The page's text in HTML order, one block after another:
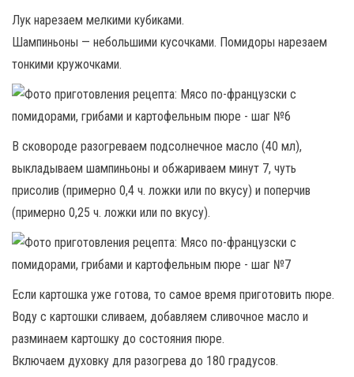
Лук нарезаем мелкими кубиками.
Шампиньоны — небольшими кусочками. Помидоры нарезаем
тонкими кружочками.
В сковороде разогреваем подсолнечное масло (40 мл),
выкладываем шампиньоны и обжариваем минут 7, чуть
присолив (примерно 0,4 ч. ложки или по вкусу) и поперчив
(примерно 0,25 ч. ложки или по вкусу).
Если картошка уже готова, то самое время приготовить пюре.
Воду с картошки сливаем, добавляем сливочное масло и
разминаем картошку до состояния пюре.
Включаем духовку для разогрева до 180 градусов.